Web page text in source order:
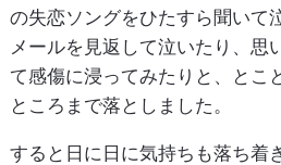
の失恋ソングをひたすら聞いて
メールを見返して泣いたり、思
て感傷に浸ってみたりと、とこ
ところまで落としました。
すると日に日に気持ちも落ち着